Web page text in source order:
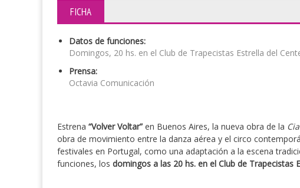
FICHA
Datos de funciones:
Domingos, 20 hs. en el Club de Trapecistas Estrella del
Prensa:
Octavia Comunicación
Estrena “Volver Voltar” en Buenos Aires, la nueva obra de la
obra de movimiento entre la danza aérea y el circo
festivales en Portugal, como una adaptación a la escena
funciones, los domingos a las 20 hs. en el Club de Trapecistas